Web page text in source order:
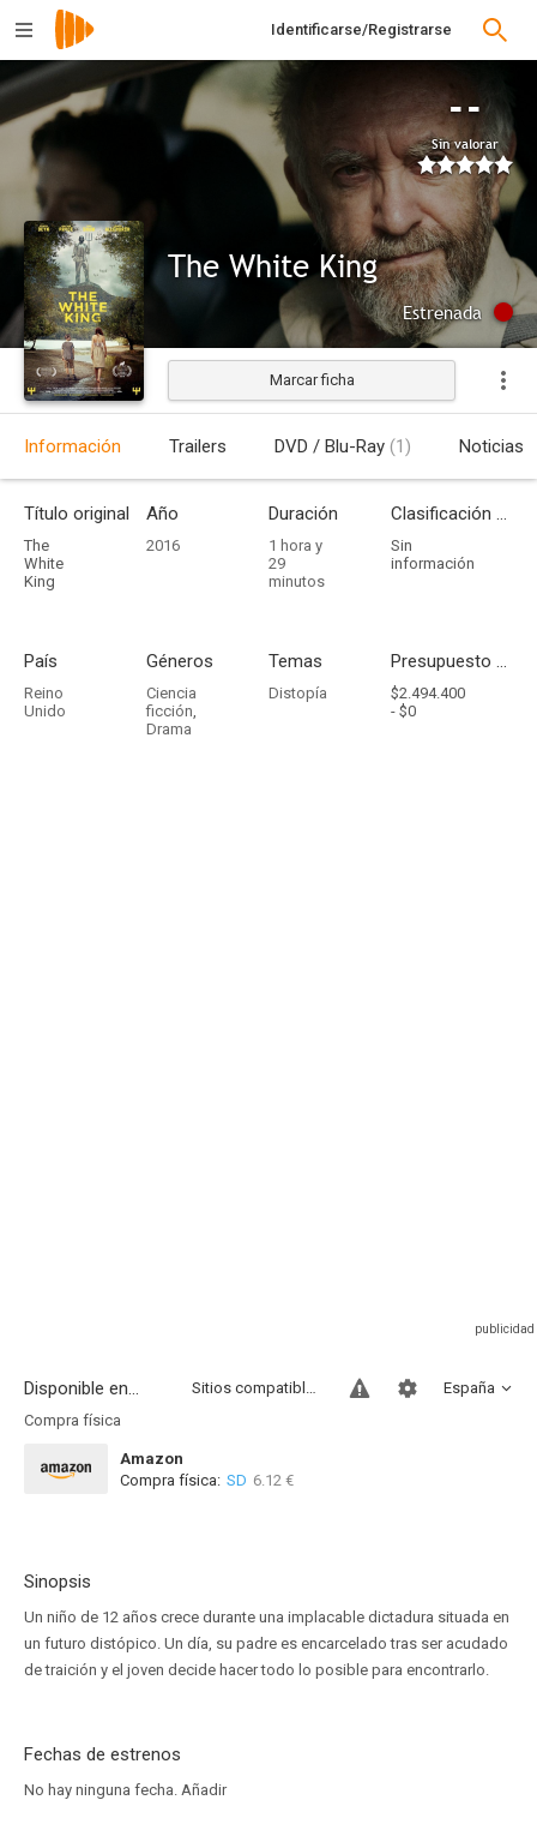
Identificarse/Registrarse
--
Sin valorar
The White King
Estrenada
Marcar ficha
Información Trailers DVD / Blu-Ray (1) Noticias
Título original
The
White
King
Año
2016
Duración
1 hora y
29
minutos
Clasificación por edades
Sin
información
País
Reino
Unido
Géneros
Ciencia
ficción,
Drama
Temas
Distopía
Presupuesto - Ingresos
$2.494.400
- $0
Disponible en... España
Sitios compatibles
Compra física
Amazon
Compra física: SD 6.12 €
Sinopsis
Un niño de 12 años crece durante una implacable dictadura situada en
un futuro distópico. Un día, su padre es encarcelado tras ser acudado
de traición y el joven decide hacer todo lo posible para encontrarlo.
Fechas de estrenos
No hay ninguna fecha. Añadir